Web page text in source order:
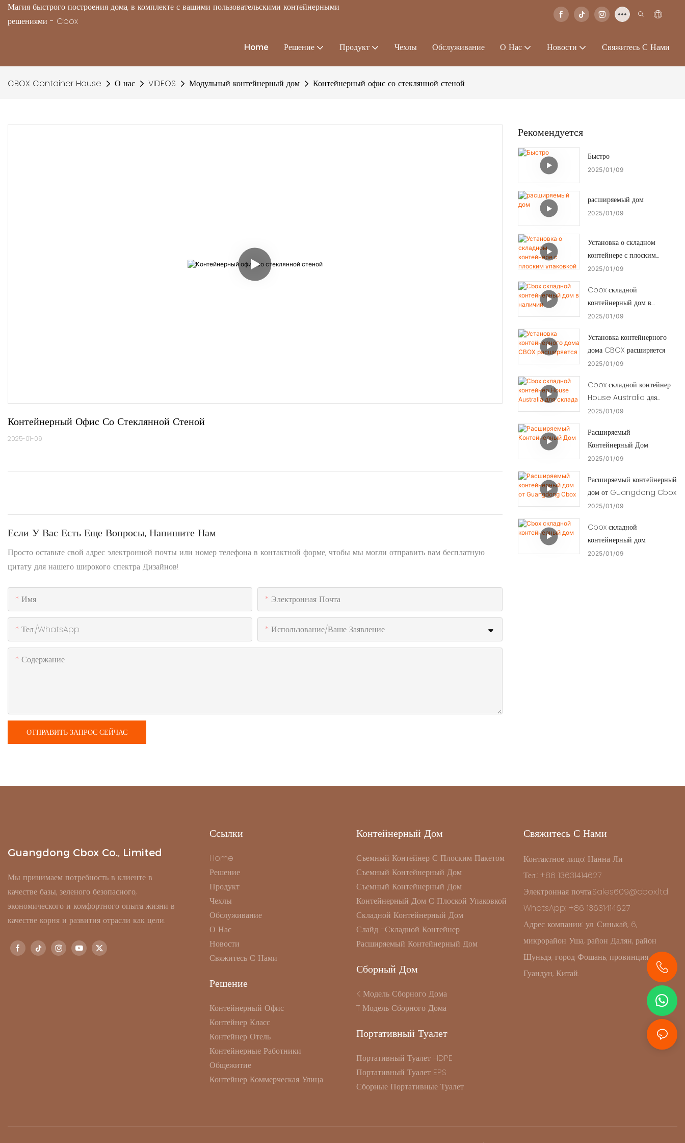
Магия быстрого построения дома, в комплекте с вашими пользовательскими контейнерными
решениями - Cbox
Home Решение Продукт Чехлы Обслуживание О Нас Новости Свяжитесь С Нами
CBOX Container House О нас VIDEOS Модульный контейнерный дом Контейнерный офис со стеклянной стеной
Контейнерный Офис Со Стеклянной Стеной
2025-01-09
Если У Вас Есть Еще Вопросы, Напишите Нам
Просто оставьте свой адрес электронной почты или номер телефона в контактной форме, чтобы мы могли отправить вам бесплатную
цитату для нашего широкого спектра Дизайнов!
Имя Электронная Почта
Тел./WhatsApp Использование/ваше Заявление
Содержание
ОТПРАВИТЬ ЗАПРОС СЕЙЧАС
Рекомендуется
Быстро
2025 01 09
расширяемый дом
2025 01 09
Установка о складном
контейнере с плоским
упаковкой
2025 01 09
Cbox складной
контейнерный дом в
наличии
2025 01 09
Установка контейнерного
дома CBOX расширяется
2025 01 09
Cbox складной контейнер
House Australia для
склада
2025 01 09
Расширяемый
Контейнерный Дом
2025 01 09
Расширяемый контейнерный
дом от Guangdong Cbox
2025 01 09
Cbox складной
контейнерный дом
2025 01 09
Guangdong Cbox Co., Limited
Мы принимаем потребность в клиенте в
качестве базы, зеленого безопасного,
экономического и комфортного опыта жизни в
качестве корня и развития отрасли как цели.
Ссылки
Home
Решение
Продукт
Чехлы
Обслуживание
О Нас
Новости
Свяжитесь С Нами
Решение
Контейнерный Офис
Контейнер Класс
Контейнер Отель
Контейнерные Работники
Общежитие
Контейнер Коммерческая Улица
Контейнерный Дом
Съемный Контейнер С Плоским Пакетом
Съемный Контейнерный Дом
Съемный Контейнерный Дом
Контейнерный Дом С Плоской Упаковкой
Складной Контейнерный Дом
Слайд -складной Контейнер
Расширяемый Контейнерный Дом
Сборный Дом
K Модель Сборного Дома
T Модель Сборного Дома
Портативный Туалет
Портативный Туалет HDPE
Портативный Туалет EPS
Сборные Портативные Туалет
Свяжитесь С Нами
Контактное лицо: Нанна Ли
Тел.: +86 13631414627
Электронная почта:Sales609@cbox.ltd
WhatsApp: +86 13631414627
Адрес компании: ул. Синькай, 6,
микрорайон Уша, район Далян, район
Шуньдэ, город Фошань, провинция
Гуандун, Китай.